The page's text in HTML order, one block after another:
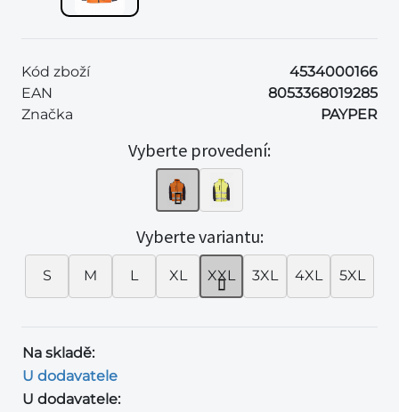
Kód zboží
4534000166
EAN
8053368019285
Značka
PAYPER
Vyberte provedení:
Vyberte variantu:
S M L XL XXL 3XL 4XL 5XL
Na skladě:
U dodavatele
U dodavatele: